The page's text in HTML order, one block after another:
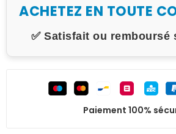
ACHETEZ EN TOUTE
✅ Satisfait ou remboursé
Paiement 100%